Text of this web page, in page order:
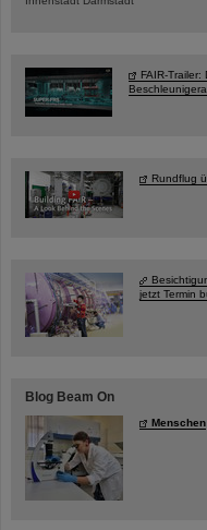
FAIR-
Rundflug
jetzt Termin
Blog Beam On
Menschen